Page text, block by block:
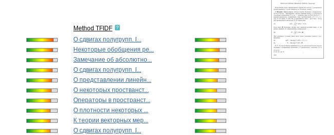
Method TFIDF
О сдвигах полугрупп. I...
Некоторые обобщения ре...
Замечание об абсолютно...
О сдвигах полугрупп. I...
О представлении линейн...
О некоторых простванст...
Операторы в пространст...
О плотности некоторых ...
К теории векторных мер...
О сдвигах полугрупп. I...